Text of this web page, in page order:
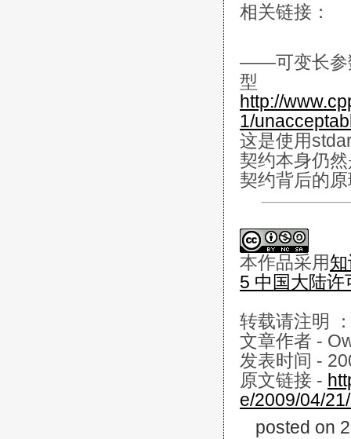
相关链接：
——可变长参
型
http://
1/
这是使用
契约本身仍
契约背后的
本作品采用
5 中国大陆许
转载请注明
文章作者 -
发表时间 -
原文链接 -
e/2009/04/
posted on